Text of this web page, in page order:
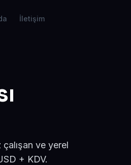
İletişim
ve yerel
+ KDV.